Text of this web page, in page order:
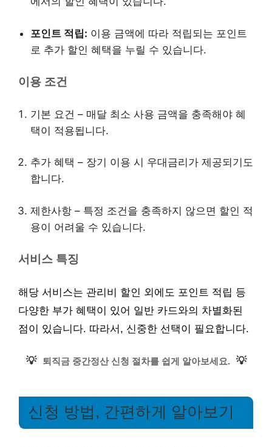
포인트 적립: 이용 금액에 따라 적립되는 포인트
로 추가 할인 혜택을 누릴 수 있습니다.
이용 조건
기본 요건 – 매달 최소 사용 금액을 충족해야 혜
택이 적용됩니다.
추가 혜택 – 장기 이용 시 우대금리가 제공되기도
합니다.
제한사항 – 특정 조건을 충족하지 않으면 할인 적
용이 어려울 수 있습니다.
서비스 특징
해당 서비스는 관리비 할인 외에도 포인트 적립 등
다양한 부가 혜택이 있어 일반 카드와의 차별화된
점이 있습니다. 따라서, 신중한 선택이 필요합니다.
💡 퇴직금 중간정산 신청 절차를 쉽게 알아보세요. 💡
신청 방법, 간편하게 알아보기